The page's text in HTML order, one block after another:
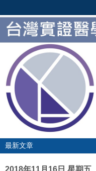
2018年11月16日 星期五